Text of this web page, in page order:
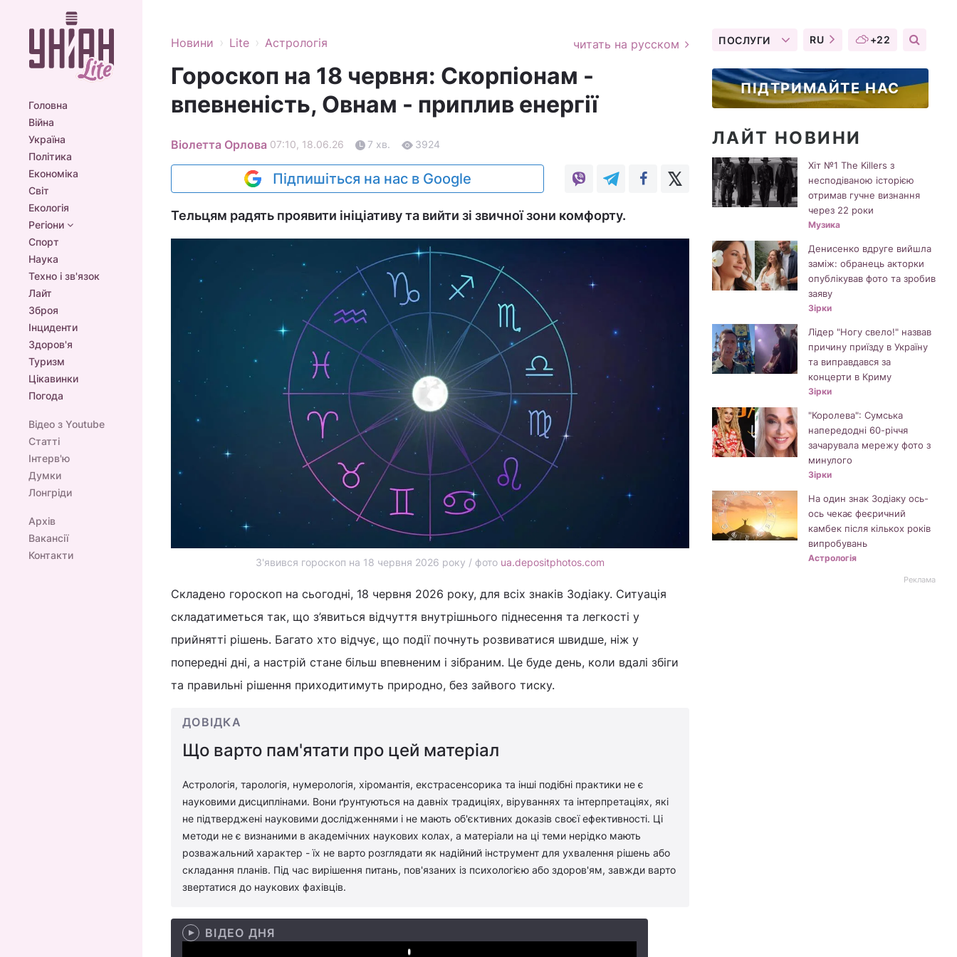
Головна
Війна
Україна
Політика
Економіка
Світ
Екологія
Регіони
Спорт
Наука
Техно і зв'язок
Лайт
Зброя
Інциденти
Здоров'я
Туризм
Цікавинки
Погода
Відео з Youtube
Статті
Інтерв'ю
Думки
Лонгріди
Архів
Вакансії
Контакти
Новини › Lite › Астрологія читать на русском
Гороскоп на 18 червня: Скорпіонам -
впевненість, Овнам - приплив енергії
Віолетта Орлова 07:10, 18.06.26 7 хв. 3924
Підпишіться на нас в Google
Тельцям радять проявити ініціативу та вийти зі звичної зони комфорту.
З'явився гороскоп на 18 червня 2026 року / фото ua.depositphotos.com
Складено гороскоп на сьогодні, 18 червня 2026 року, для всіх знаків Зодіаку. Ситуація
складатиметься так, що з’явиться відчуття внутрішнього піднесення та легкості у
прийнятті рішень. Багато хто відчує, що події почнуть розвиватися швидше, ніж у
попередні дні, а настрій стане більш впевненим і зібраним. Це буде день, коли вдалі збіги
та правильні рішення приходитимуть природно, без зайвого тиску.
ДОВІДКА
Що варто пам'ятати про цей матеріал
Астрологія, тарологія, нумерологія, хіромантія, екстрасенсорика та інші подібні практики не є
науковими дисциплінами. Вони ґрунтуються на давніх традиціях, віруваннях та інтерпретаціях, які
не підтверджені науковими дослідженнями і не мають об'єктивних доказів своєї ефективності. Ці
методи не є визнаними в академічних наукових колах, а матеріали на ці теми нерідко мають
розважальний характер - їх не варто розглядати як надійний інструмент для ухвалення рішень або
складання планів. Під час вирішення питань, пов'язаних із психологією або здоров'ям, завжди варто
звертатися до наукових фахівців.
ВІДЕО ДНЯ
ПОСЛУГИ RU +22
ПІДТРИМАЙТЕ НАС
ЛАЙТ НОВИНИ
Хіт №1 The Killers з
несподіваною історією
отримав гучне визнання
через 22 роки
Музика
Денисенко вдруге вийшла
заміж: обранець акторки
опублікував фото та зробив
заяву
Зірки
Лідер "Ногу свело!" назвав
причину приїзду в Україну
та виправдався за
концерти в Криму
Зірки
"Королева": Сумська
напередодні 60-річчя
зачарувала мережу фото з
минулого
Зірки
На один знак Зодіаку ось-
ось чекає феєричний
камбек після кількох років
випробувань
Астрологія
Реклама